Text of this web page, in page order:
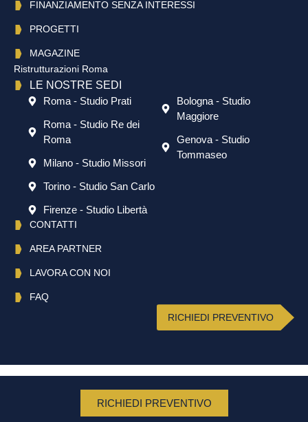
FINANZIAMENTO SENZA INTERESSI
PROGETTI
MAGAZINE
Ristrutturazioni Roma
LE NOSTRE SEDI
Roma - Studio Prati
Roma - Studio Re dei
Roma
Milano - Studio Missori
Torino - Studio San Carlo
Firenze - Studio Libertà
Bologna - Studio
Maggiore
Genova - Studio
Tommaseo
CONTATTI
AREA PARTNER
LAVORA CON NOI
FAQ
RICHIEDI PREVENTIVO
RICHIEDI PREVENTIVO
English(Inglese) Italiano